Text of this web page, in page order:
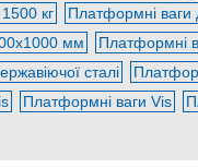
кг
Платформні ваги
мм
Платформні
сталі
Платформні ваги Vis